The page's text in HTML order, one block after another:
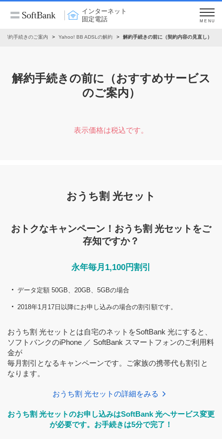
インターネット
固定電話
MENU
解約手続きのご案内 Yahoo! BB ADSLの解約 解約手続きの前に（契約内容の見直し）
解約手続きの前に（おすすめサービス
のご案内）
表示価格は税込です。
おうち割 光セット
おトクなキャンペーン！おうち割 光セットをご
存知ですか？
永年毎月1,100円割引
データ定額 50GB、20GB、5GBの場合
2018年1月17日以降にお申し込みの場合の割引額です。
おうち割 光セットとは自宅のネットをSoftBank 光にすると、
ソフトバンクのiPhone ／ SoftBank スマートフォンのご利用料
金が
毎月割引となるキャンペーンです。ご家族の携帯代も割引と
なります。
おうち割 光セットの詳細をみる
おうち割 光セットのお申し込みはSoftBank 光へサービス変更
が必要です。お手続きは5分で完了！